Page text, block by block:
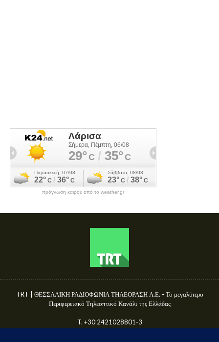
πρόγνωση καιρού από το weather.gr
TRT | ΘΕΣΣΑΛΙΚΗ ΡΑΔΙΟΦΩΝΙΑ ΤΗΛΕΟΡΑΣΗ Α.Ε. - Το μεγαλύτερο
Περιφερειακό Τηλεοπτικό Κανάλι της Ελλάδας
T. +30 2421028801-3